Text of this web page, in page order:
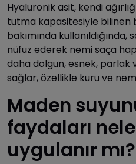
Hyaluronik asit, kendi
tutma kapasitesiyle bilinen
bakımında
nüfuz ederek nemi saça
daha dolgun, esnek, parlak
sağlar, özellikle kuru ve
Maden
faydaları
uygulanır mı?